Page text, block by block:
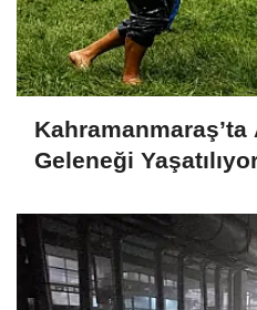
Kahramanmaraş’ta
Geleneği